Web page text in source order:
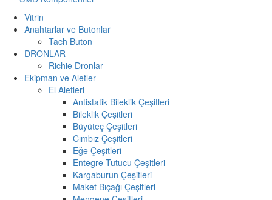
Vitrin
Anahtarlar ve Butonlar
Tach Buton
DRONLAR
Richie Dronlar
Ekipman ve Aletler
El Aletleri
Antistatik Bileklik Çeşitleri
Bileklik Çeşitleri
Büyüteç Çeşitleri
Cımbız Çeşitleri
Eğe Çeşitleri
Entegre Tutucu Çeşitleri
Kargaburun Çeşitleri
Maket Bıçağı Çeşitleri